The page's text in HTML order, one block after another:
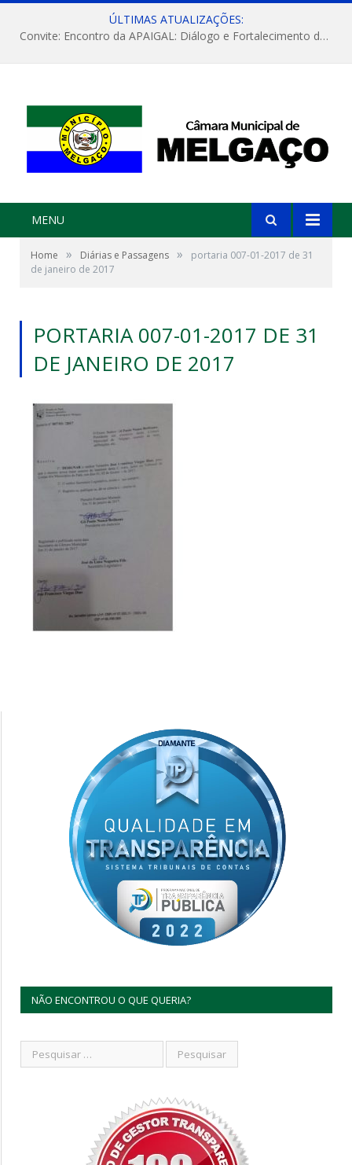
ÚLTIMAS ATUALIZAÇÕES:
Convite: Encontro da APAIGAL: Diálogo e Fortalecimento da Agricultura Familiar
MENU
Home » Diárias e Passagens »
portaria 007-01-2017 de 31
de janeiro de 2017
PORTARIA 007-01-2017 DE 31
DE JANEIRO DE 2017
NÃO ENCONTROU O QUE QUERIA?